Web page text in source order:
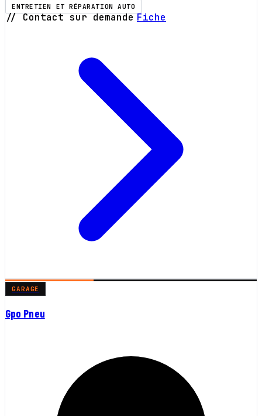
ENTRETIEN ET RÉPARATION AUTO
// Contact sur demande Fiche
GARAGE
Gpo Pneu